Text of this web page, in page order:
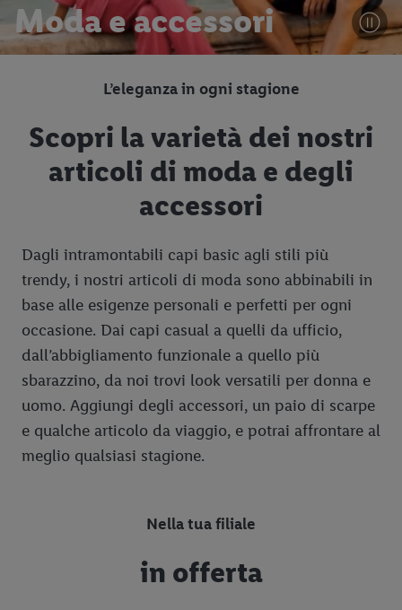
Moda e accessori
L’eleganza in ogni stagione
Scopri la varietà dei nostri
articoli di moda e degli
accessori
Dagli intramontabili capi basic agli stili più
trendy, i nostri articoli di moda sono abbinabili in
base alle esigenze personali e perfetti per ogni
occasione. Dai capi casual a quelli da ufficio,
dall’abbigliamento funzionale a quello più
sbarazzino, da noi trovi look versatili per donna e
uomo. Aggiungi degli accessori, un paio di scarpe
e qualche articolo da viaggio, e potrai affrontare al
meglio qualsiasi stagione.
Nella tua filiale
in offerta